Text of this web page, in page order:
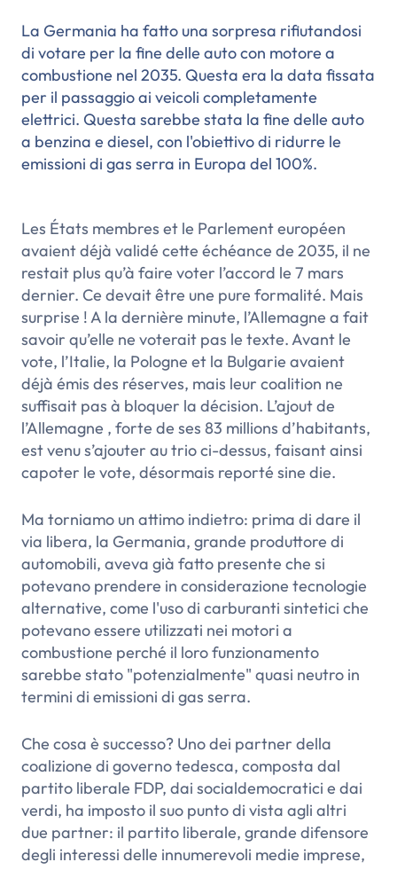
La Germania ha fatto una sorpresa rifiutandosi
di votare per la fine delle auto con motore a
combustione nel 2035. Questa era la data fissata
per il passaggio ai veicoli completamente
elettrici. Questa sarebbe stata la fine delle auto
a benzina e diesel, con l'obiettivo di ridurre le
emissioni di gas serra in Europa del 100%.
Les États membres et le Parlement européen
avaient déjà validé cette échéance de 2035, il ne
restait plus qu’à faire voter l’accord le 7 mars
dernier. Ce devait être une pure formalité. Mais
surprise ! A la dernière minute, l’Allemagne a fait
savoir qu’elle ne voterait pas le texte. Avant le
vote, l’Italie, la Pologne et la Bulgarie avaient
déjà émis des réserves, mais leur coalition ne
suffisait pas à bloquer la décision. L’ajout de
l’Allemagne , forte de ses 83 millions d’habitants,
est venu s’ajouter au trio ci-dessus, faisant ainsi
capoter le vote, désormais reporté sine die.
Ma torniamo un attimo indietro: prima di dare il
via libera, la Germania, grande produttore di
automobili, aveva già fatto presente che si
potevano prendere in considerazione tecnologie
alternative, come l'uso di carburanti sintetici che
potevano essere utilizzati nei motori a
combustione perché il loro funzionamento
sarebbe stato "potenzialmente" quasi neutro in
termini di emissioni di gas serra.
Che cosa è successo? Uno dei partner della
coalizione di governo tedesca, composta dal
partito liberale FDP, dai socialdemocratici e dai
verdi, ha imposto il suo punto di vista agli altri
due partner: il partito liberale, grande difensore
degli interessi delle innumerevoli medie imprese,